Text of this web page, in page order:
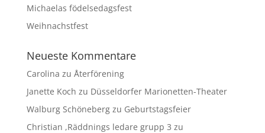
Michaelas födelsedagsfest
Weihnachstfest
Neueste Kommentare
Carolina zu Återförening
Janette Koch zu Düsseldorfer Marionetten-Theater
Walburg Schönebergzu Geburtstagsfeier
Christian ,Räddnings ledare grupp 3 zu